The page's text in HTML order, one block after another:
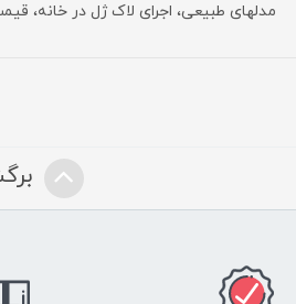
مدلهای طبیعی، اجرای لاک ژل در خانه، قیمت و